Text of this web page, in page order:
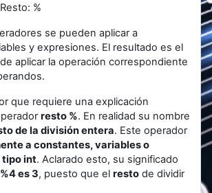
%
se pueden aplicar a
y expresiones. El resultado es el
aplicar la operación correspondiente
que requiere una explicación
resto %. En realidad su nombre
de la división entera. Este operador
a constantes, variables o
tipo int. Aclarado esto, su significado
es 3, puesto que el resto de dividir